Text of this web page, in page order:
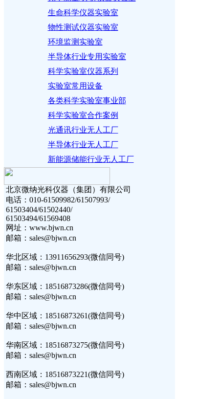
生命科学仪器实验室
物性测试仪器实验室
环境监测实验室
半导体行业专用实验室
科学实验室仪器系列
实验室常用设备
各类科学实验室事业部
科学实验室合作案例
光通讯行业无人工厂
半导体行业无人工厂
新能源储能行业无人工厂
北京微纳光科仪器（集团）有限公司
电话：010-61509982/61507993/
61503404/61502440/
61503494/61569408
网址：www.bjwn.cn
邮箱：sales@bjwn.cn
华北区域：13911656293(微信同号)
邮箱：sales@bjwn.cn
华东区域：18516873286(微信同号)
邮箱：sales@bjwn.cn
华中区域：18516873261(微信同号)
邮箱：sales@bjwn.cn
华南区域：18516873275(微信同号)
邮箱：sales@bjwn.cn
西南区域：18516873221(微信同号)
邮箱：sales@bjwn.cn